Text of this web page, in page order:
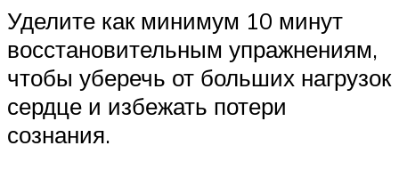
Уделите как минимум 10 минут
восстановительным упражнениям,
чтобы уберечь от больших нагрузок
сердце и избежать потери
сознания.